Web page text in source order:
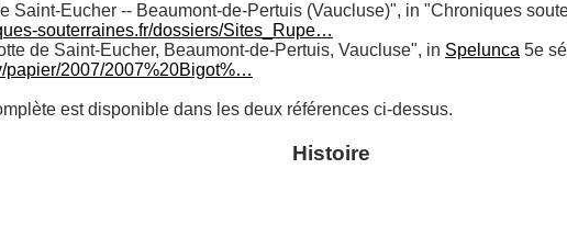
Saint-Eucher -- Beaumont-de-Pertuis (Vaucluse)", in "Chroniques
souterraines.fr/dossiers/Sites_Rupe…
de Saint-Eucher, Beaumont-de-Pertuis, Vaucluse", in Spelunca
papier/2007/2007%20Bigot%…
est disponible dans les deux références ci-dessus.
Histoire